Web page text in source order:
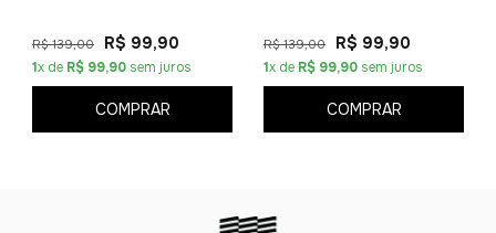
R$ 139,00 R$ 99,90
1x de R$ 99,90 sem juros
COMPRAR
R$ 139,00 R$ 99,90
1x de R$ 99,90 sem juros
COMPRAR